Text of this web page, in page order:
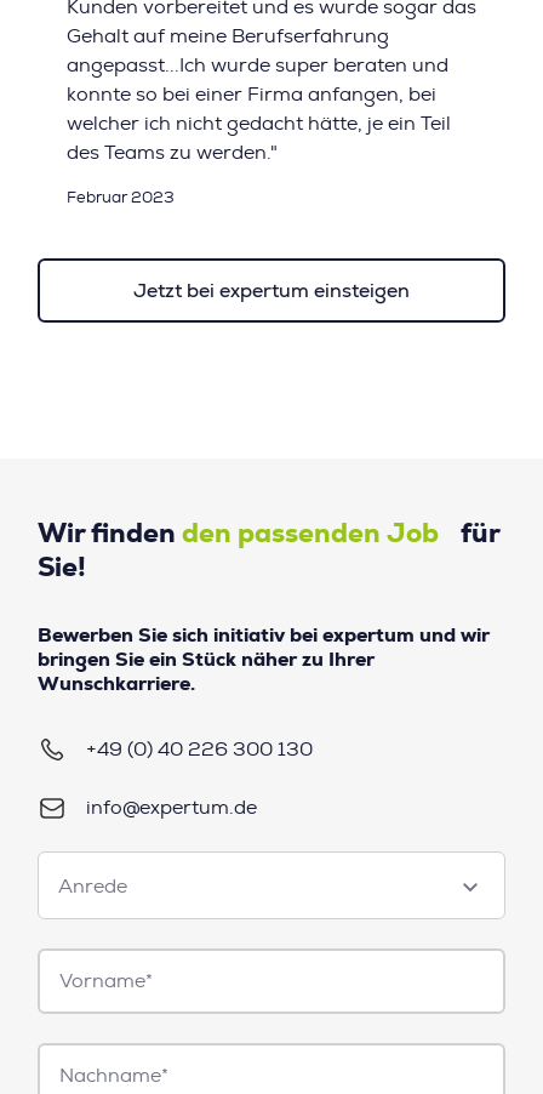
Kunden vorbereitet und es wurde sogar das
Gehalt auf meine Berufserfahrung
angepasst...Ich wurde super beraten und
konnte so bei einer Firma anfangen, bei
welcher ich nicht gedacht hätte, je ein Teil
des Teams zu werden."
Februar 2023
Jetzt bei expertum einsteigen
Wir finden den passenden Job für
Sie!
Bewerben Sie sich initiativ bei expertum und wir
bringen Sie ein Stück näher zu Ihrer
Wunschkarriere.
+49 (0) 40 226 300 130
info@expertum.de
Anrede
Anrede
Vorname*
Nachname*